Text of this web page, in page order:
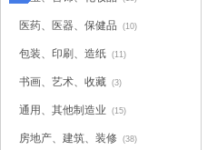
医药、医器、保健品 (10)
包装、印刷、造纸 (11)
书画、艺术、收藏 (3)
通用、其他制造业 (15)
房地产、建筑、装修 (38)